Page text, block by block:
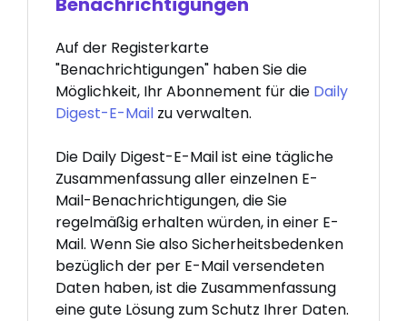
Auf der Registerkarte
"Benachrichtigungen" haben Sie die
Möglichkeit, Ihr Abonnement für die Daily
Digest-E-Mail zu verwalten.
Die Daily Digest-E-Mail ist eine tägliche
Zusammenfassung aller einzelnen E-
Mail-Benachrichtigungen, die Sie
regelmäßig erhalten würden, in einer E-
Mail. Wenn Sie also Sicherheitsbedenken
bezüglich der per E-Mail versendeten
Daten haben, ist die Zusammenfassung
eine gute Lösung zum Schutz Ihrer Daten.